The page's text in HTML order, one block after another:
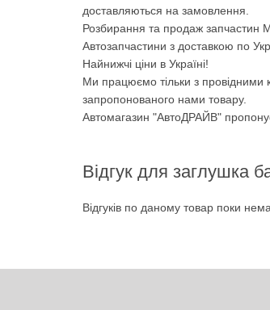
доставляються на замовлення.
Розбирання та продаж запчастин
Автозапчастини з доставкою по
Найнижчі ціни в Україні!
Ми працюємо тільки з провідними
запропонованого нами товару.
Автомагазин "АвтоДРАЙВ"
Відгук для заглушка
Відгуків по даному товар поки